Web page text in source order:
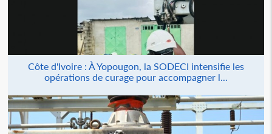
Côte d'Ivoire : À Yopougon, la SODECI intensifie les
opérations de curage pour accompagner l...